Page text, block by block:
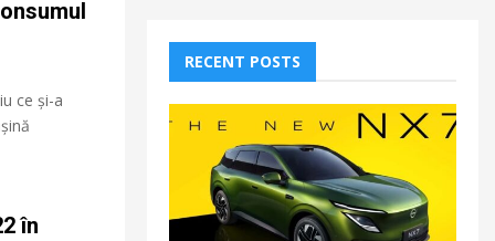
ce și-a
în
RECENT POSTS